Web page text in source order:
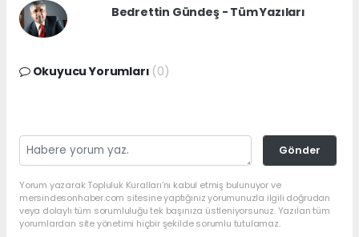
Bedrettin Gündeş - Tüm Yazıları
Okuyucu Yorumları (0)
Gönder
Yorum yazarak Topluluk Kuralları’nı kabul etmiş bulunuyor ve
mersindesonhaber.com sitesine yaptığınız yorumunuzla ilgili doğrudan
veya dolaylı tüm sorumluluğu tek başınıza üstleniyorsunuz. Yazılan tüm
yorumlardan site yönetimi hiçbir şekilde sorumlu tutulamaz.